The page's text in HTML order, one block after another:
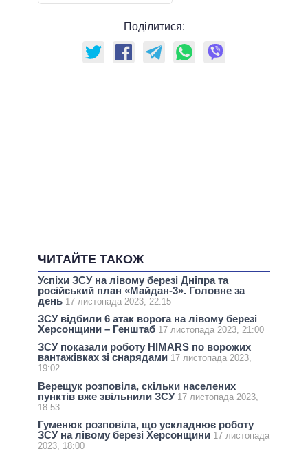
Поділитися:
ЧИТАЙТЕ ТАКОЖ
Успіхи ЗСУ на лівому березі Дніпра та
російський план «Майдан-3». Головне за
день 17 листопада 2023, 22:15
ЗСУ відбили 6 атак ворога на лівому березі
Херсонщини – Генштаб 17 листопада 2023, 21:00
ЗСУ показали роботу HIMARS по ворожих
вантажівках зі снарядами 17 листопада 2023,
19:02
Верещук розповіла, скільки населених
пунктів вже звільнили ЗСУ 17 листопада 2023,
18:53
Гуменюк розповіла, що ускладнює роботу
ЗСУ на лівому березі Херсонщини 17 листопада
2023, 18:00